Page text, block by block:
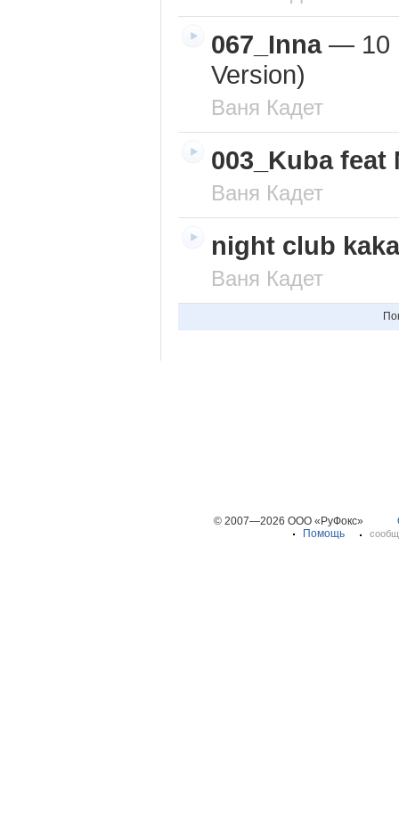
067_Inna— 10
Version)
Ваня Кадет
003_Kuba feat
Ваня Кадет
night club
Ваня Кадет
© 2007—2026 ООО «РуФокс»
Помощь